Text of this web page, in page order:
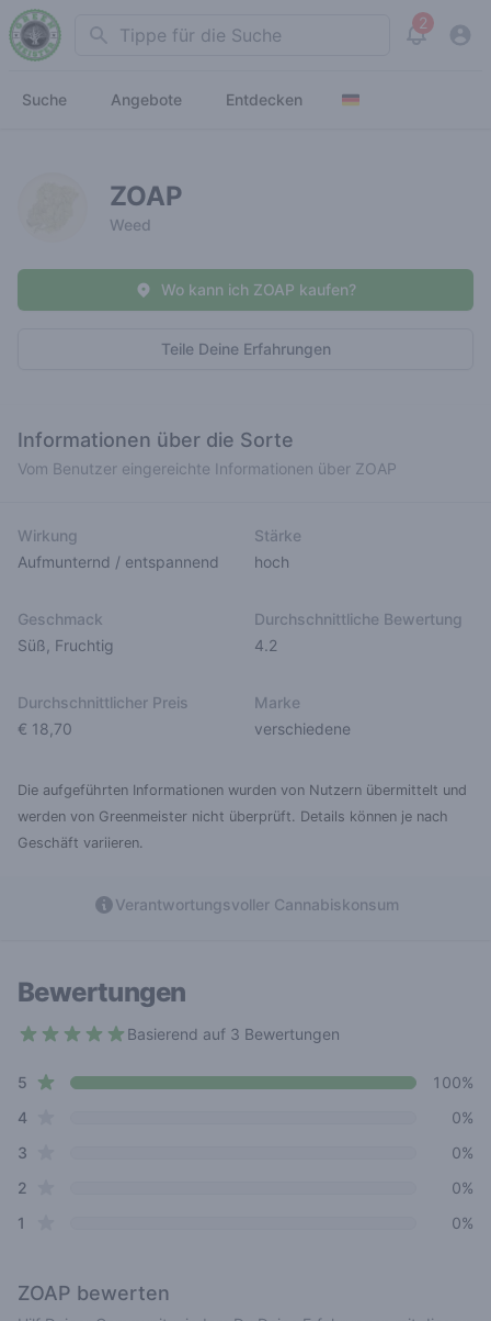
Search 2
View
Suche Angebote Entdecken
ZOAP
Weed
Teile Deine Erfahrungen
Wo kann ich ZOAP kaufen?
Informationen über die Sorte
Vom Benutzer eingereichte Informationen über ZOAP
Wirkung
Aufmunternd / entspannend
Stärke
hoch
Geschmack
Süß Fruchtig
Durchschnittliche Bewertung
4.2
Durchschnittlicher Preis
€ 18,70
Marke
verschiedene
Die aufgeführten Informationen wurden von Nutzern übermittelt und
werden von Greenmeister nicht überprüft. Details können je nach
Geschäft variieren.
Verantwortungsvoller Cannabiskonsum
Bewertungen
Basierend auf 3 Bewertungen
Review data
5 star reviews
100%
4star reviews
0%
3
0%
2
0%
1
0%
ZOAP bewerten